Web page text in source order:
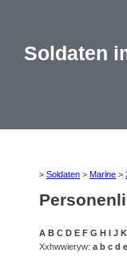
Soldaten
> Soldaten > Marine >
A B C D E F G H I J K
Xxhwwieryw: a b c d e